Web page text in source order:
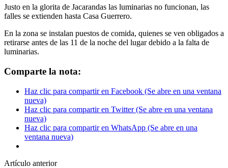
Justo en la glorita de Jacarandas las luminarias no funcionan, las
falles se extienden hasta Casa Guerrero.
En la zona se instalan puestos de comida, quienes se ven obligados a
retirarse antes de las 11 de la noche del lugar debido a la falta de
luminarias.
Comparte la nota:
Haz clic para compartir en Facebook (Se abre en una ventana
nueva)
Haz clic para compartir en Twitter (Se abre en una ventana
nueva)
Haz clic para compartir en WhatsApp (Se abre en una
ventana nueva)
Artículo anterior